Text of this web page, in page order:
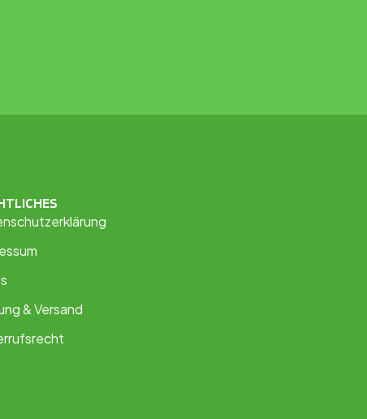
& Versand